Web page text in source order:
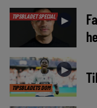
TIPSBLADET SPECIAL ►
TIPSBLADETS DOM
►